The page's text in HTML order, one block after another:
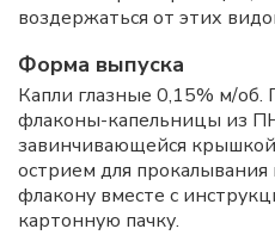
воздержаться от этих
Форма выпуска
Капли глазные 0,15% м/об.
флаконы-капельницы из
завинчивающейся крышкой
острием для
флакону вместе с
картонную пачку.